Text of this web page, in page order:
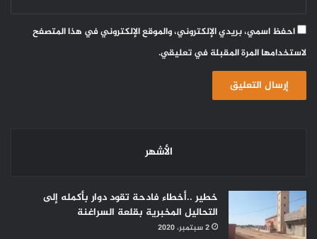
احفظ اسمي، بريدي الإلكتروني، والموقع الإلكتروني في هذا المتصفح
لاستخدامها المرة المقبلة في تعليقي.
الأشهر
خطير ..أخطاء فادحة تقود دوار بأكمله إلى
التحاليل المخبرية بقلعة السراغنة
2 سبتمبر، 2020